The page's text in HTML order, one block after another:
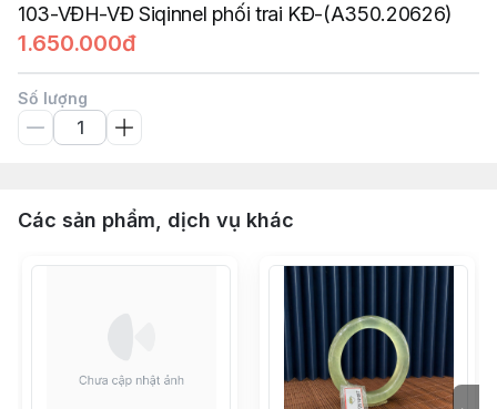
103-VĐH-VĐ Siqinnel phối trai KĐ-(A350.20626)
1.650.000đ
Số lượng
Các sản phẩm, dịch vụ khác